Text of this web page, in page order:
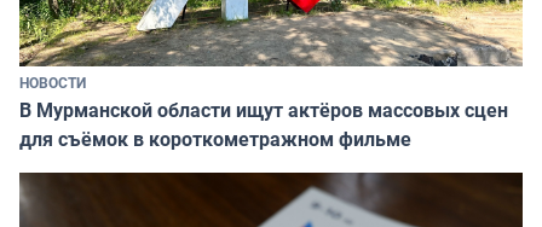
НОВОСТИ
В Мурманской области ищут актёров массовых сцен
для съёмок в короткометражном фильме